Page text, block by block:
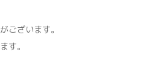
ございます。
す。